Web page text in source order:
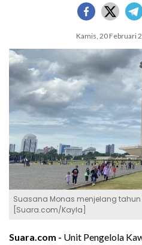
Kamis, 20 Februari
Suasana Monas menjelang tahun
[Suara.com/Kayla]
Suara.com - Unit Pengelola